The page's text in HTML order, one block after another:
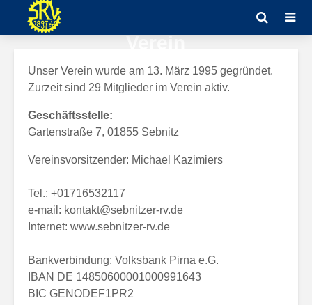
Verein
Unser Verein wurde am 13. März 1995 gegründet.
Zurzeit sind 29 Mitglieder im Verein aktiv.
Geschäftsstelle:
Gartenstraße 7, 01855 Sebnitz
Vereinsvorsitzender: Michael Kazimiers
Tel.: +01716532117
e-mail: kontakt@sebnitzer-rv.de
Internet: www.sebnitzer-rv.de
Bankverbindung: Volksbank Pirna e.G.
IBAN DE 14850600001000991643
BIC GENODEF1PR2